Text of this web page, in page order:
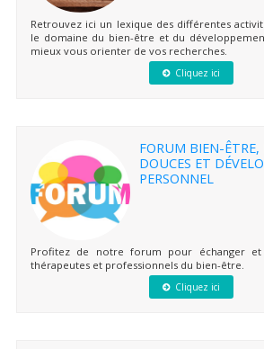
Retrouvez ici un lexique des différentes
le domaine du bien-être et du
mieux vous orienter de vos recherches.
Cliquez ici
FORUM BIEN-ÊTRE,
DOUCES ET
PERSONNEL
Profitez de notre forum pour échanger et
thérapeutes et professionnels du bien-être.
Cliquez ici